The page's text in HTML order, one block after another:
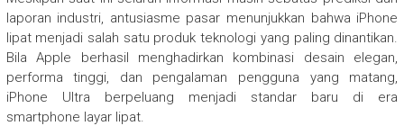
laporan industri, antusiasme pasar menunjukkan bahwa iPhone
lipat menjadi salah satu produk teknologi yang paling dinantikan.
Bila Apple berhasil menghadirkan kombinasi desain elegan,
performa tinggi, dan pengalaman pengguna yang matang,
iPhone Ultra berpeluang menjadi standar baru di era
smartphone layar lipat.